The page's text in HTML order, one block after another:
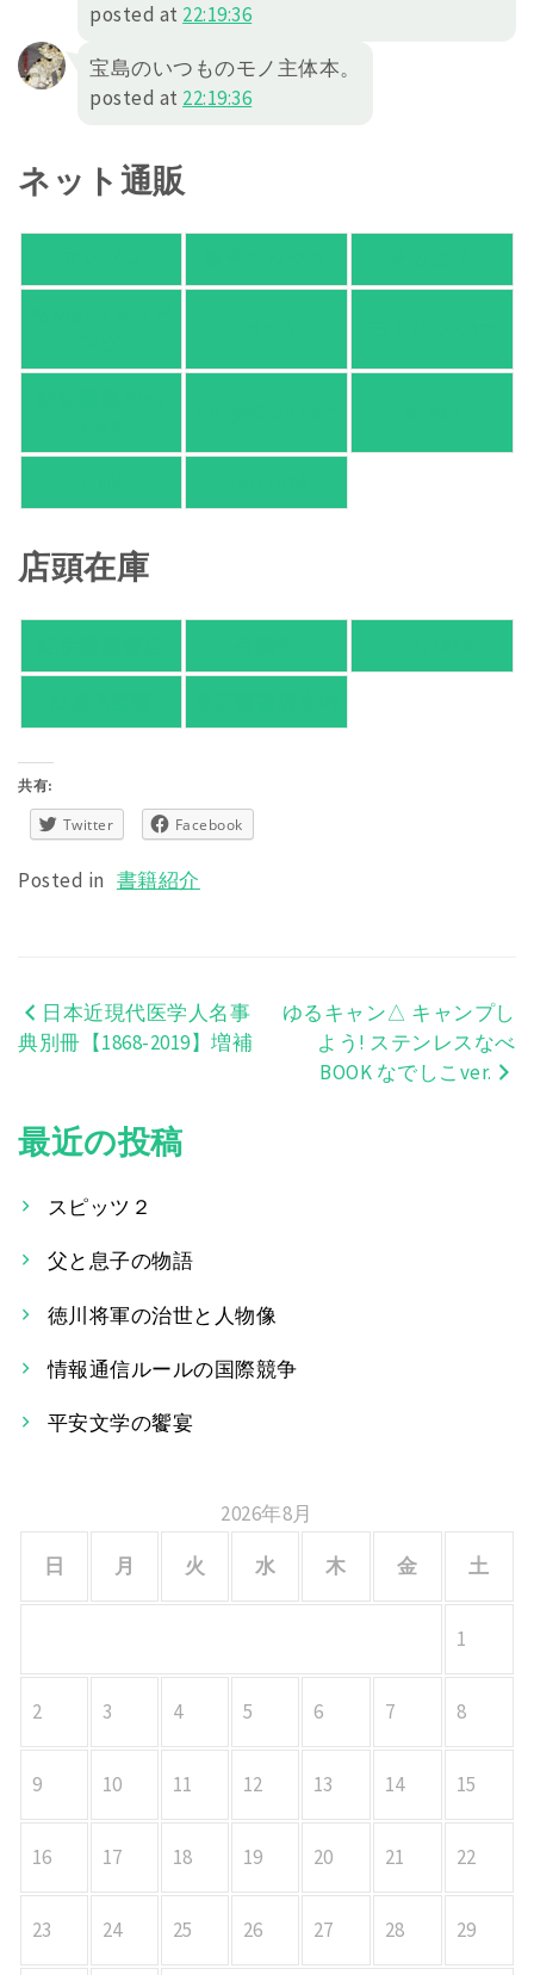
posted at 22:19:36
宝島のいつものモノ主体本。
posted at 22:19:36
ネット通販
店頭在庫
共有:
Twitter Facebook
Posted in 書籍紹介
投
ナ
ビ
ゲ
ー
シ
ョ
日本近現代医学人名事
典別冊【1868-2019】増補
ゆるキャン△ キャンプし
よう! ステンレスなべ
BOOK なでしこver.
最近の投稿
スピッツ２
父と息子の物語
徳川将軍の治世と人物像
情報通信ルールの国際競争
平安文学の饗宴
2026年8月
日
月 火 水 木 金 土
1
2 3 4 5 6 7 8
9 10 11 12 13 14 15
16 17 18 19 20 21 22
23 24 25 26 27 28 29